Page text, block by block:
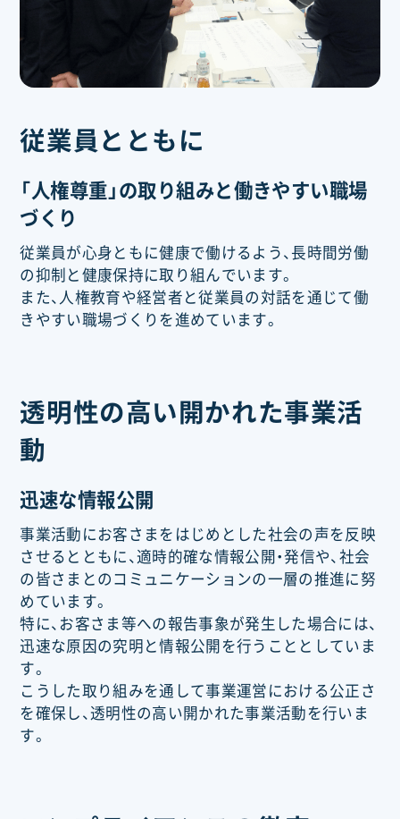
従業員とともに
「人権尊重」の取り組みと働きやすい職場
づくり
従業員が心身ともに健康で働けるよう、長時間労働
の抑制と健康保持に取り組んでいます。
また、人権教育や経営者と従業員の対話を通じて働
きやすい職場づくりを進めています。
透明性の高い開かれた事業活
動
迅速な情報公開
事業活動にお客さまをはじめとした社会の声を反映
させるとともに、適時的確な情報公開・発信や、社会
の皆さまとのコミュニケーションの一層の推進に努
めています。
特に、お客さま等への報告事象が発生した場合には、
迅速な原因の究明と情報公開を行うこととしていま
す。
こうした取り組みを通して事業運営における公正さ
を確保し、透明性の高い開かれた事業活動を行いま
す。